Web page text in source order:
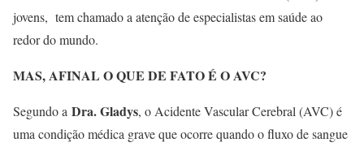
jovens, tem chamado a atenção de especialistas em saúde ao
redor do mundo.
MAS, AFINAL O QUE DE FATO É O AVC?
Segundo a Dra. Gladys, o Acidente Vascular Cerebral (AVC) é
uma condição médica grave que ocorre quando o fluxo de sangue